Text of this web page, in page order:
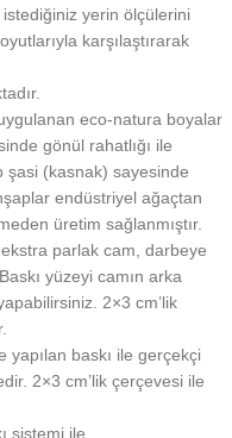
yerin ölçülerini
karşılaştırarak
eco-natura boyalar
gönül rahatlığı ile
şasi (kasnak) sayesinde
endüstriyel ağaçtan
üretim sağlanmıştır.
parlak cam, darbeye
yüzeyi camın arka
2×3 cm’lik
yapılan baskı ile gerçekçi
2×3 cm’lik çerçevesi ile
sistemi ile